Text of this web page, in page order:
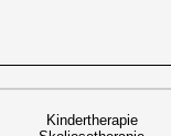
Kindertherapie